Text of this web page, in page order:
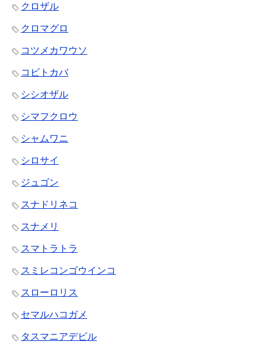
クロザル
クロマグロ
コツメカワウソ
コビトカバ
シシオザル
シマフクロウ
シャムワニ
シロサイ
ジュゴン
スナドリネコ
スナメリ
スマトラトラ
スミレコンゴウインコ
スローロリス
セマルハコガメ
タスマニアデビル